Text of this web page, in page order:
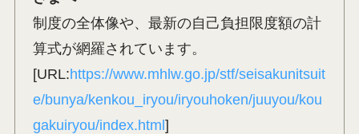
制度の全体像や、最新の自己負担限度額の計
算式が網羅されています。
[URL:https://www.mhlw.go.jp/stf/seisakunitsuit
e/bunya/kenkou_iryou/iryouhoken/juuyou/kou
gakuiryou/index.html]